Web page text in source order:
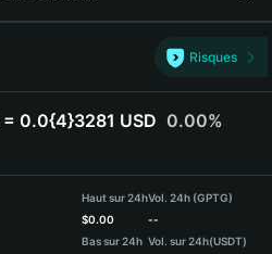
Risques
= 0.0{4}3281 USD 0.00%
Haut sur 24h
$0.00
Bas sur 24h
Vol. 24h (GPTG)
--
Vol. sur 24h(USDT)